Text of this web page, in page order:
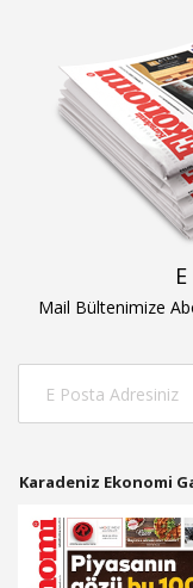
Mail Bültenimize
Karadeniz Ekonomi